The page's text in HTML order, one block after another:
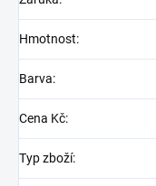
Hmotnost:
Barva:
Cena Kč:
Typ zboží: